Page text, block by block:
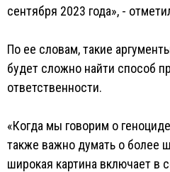
сентября 2023 года», -
По ее словам, такие
будет сложно найти способ
ответственности.
«Когда мы говорим о
также важно думать о более
широкая картина включает в